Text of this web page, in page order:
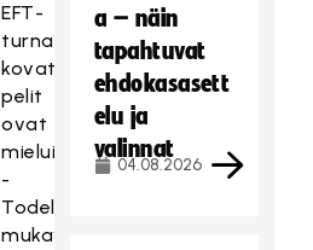
EFT-
turnauksen
kovat
pelit
ovat
mieluisia.
-
Todella
mukava
a – näin
tapahtuvat
ehdokasasett
elu ja
valinnat
04.08.2026